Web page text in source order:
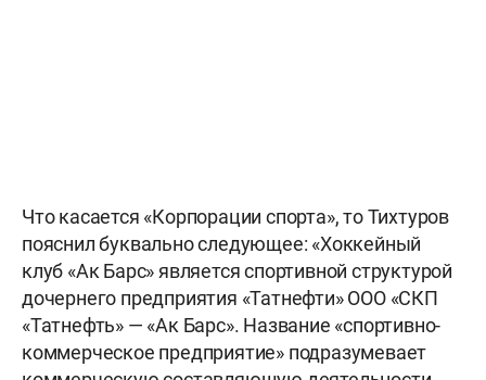
Что касается «Корпорации спорта», то Тихтуров
пояснил буквально следующее: «Хоккейный
клуб «Ак Барс» является спортивной структурой
дочернего предприятия «Татнефти» ООО «СКП
«Татнефть» — «Ак Барс». Название «спортивно-
коммерческое предприятие» подразумевает